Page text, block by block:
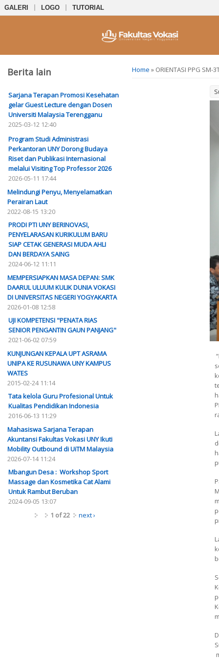
GALERI LOGO TUTORIAL
You are here
Home » ORIENTASI PPG SM-
Berita lain
Sarjana Terapan Promosi Kesehatan
gelar Guest Lecture dengan Dosen
Universiti Malaysia Terengganu
2025-03-12 12:40
Program Studi Administrasi
Perkantoran UNY Dorong Budaya
Riset dan Publikasi Internasional
melalui Visiting Top Professor 2026
2026-05-11 17:44
Melindungi Penyu, Menyelamatkan
Perairan Laut
2022-08-15 13:20
PRODI PTI UNY BERINOVASI,
PENYELARASAN KURIKULUM BARU
SIAP CETAK GENERASI MUDA AHLI
DAN BERDAYA SAING
2024-06-12 11:11
MEMPERSIAPKAN MASA DEPAN: SMK
DAARUL ULUUM KULIK DUNIA VOKASI
DI UNIVERSITAS NEGERI YOGYAKARTA
2026-01-08 12:58
UJI KOMPETENSI "PENATA RIAS
SENIOR PENGANTIN GAUN PANJANG"
2021-06-02 07:59
KUNJUNGAN KEPALA UPT ASRAMA
UNIPA KE RUSUNAWA UNY KAMPUS
WATES
2015-02-24 11:14
Tata kelola Guru Profesional Untuk
Kualitas Pendidikan Indonesia
2016-06-13 11:29
Mahasiswa Sarjana Terapan
Akuntansi Fakultas Vokasi UNY Ikuti
Mobility Outbound di UiTM Malaysia
2026-07-14 11:24
Mbangun Desa : Workshop Sport
Massage dan Kosmetika Cat Alami
Untuk Rambut Beruban
2024-09-05 13:07
1 of 22
next ›